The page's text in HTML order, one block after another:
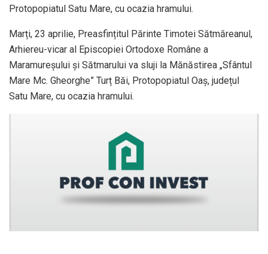
Protopopiatul Satu Mare, cu ocazia hramului.
Marți, 23 aprilie, Preasfințitul Părinte Timotei Sătmăreanul,
Arhiereu-vicar al Episcopiei Ortodoxe Române a
Maramureșului și Sătmarului va sluji la Mănăstirea „Sfântul
Mare Mc. Gheorghe” Turț Băi, Protopopiatul Oaș, județul
Satu Mare, cu ocazia hramului.